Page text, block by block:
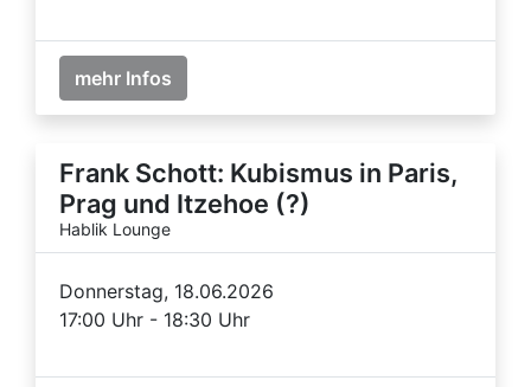
mehr Infos
Frank Schott: Kubismus in Paris,
Prag und Itzehoe (?)
Hablik Lounge
Donnerstag, 18.06.2026
17:00 Uhr - 18:30 Uhr